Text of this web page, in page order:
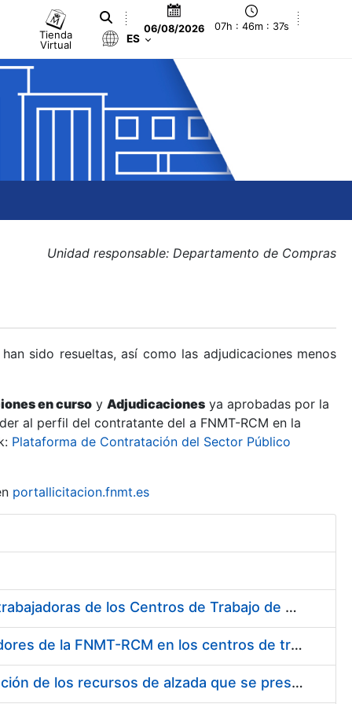
Tienda
Virtual
06/08/2026 07h : 46m : 37s
ES
Unidad responsable: Departamento de Compras
sido resueltas, así como las adjudicaciones menos
en curso y Adjudicaciones ya aprobadas por la
al perfil del contratante del a FNMT-RCM en la
Plataforma de Contratación del Sector Público
portallicitacion.fnmt.es
Suministro de Protectores Auditivos a medida para las personas trabajadoras de los Centros de Trabajo de Madrid y Burgos
Suministro de gafas graduadas antiproyecciones para los trabajadores de la FNMT-RCM en los centros de trabajo de Madrid y Burgos
Servicios de una empresa externa para el asesoramiento y resolución de los recursos de alzada que se presentan relacionados con procesos de selección para la FNMT-RCM